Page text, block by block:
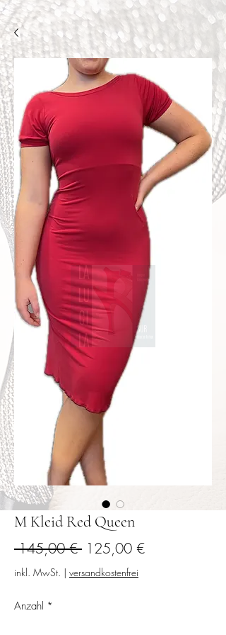
M Kleid Red Queen
145,00 € Standardpreis
125,00 €Sale-
inkl. MwSt. | versandkostenfrei
Anzahl *